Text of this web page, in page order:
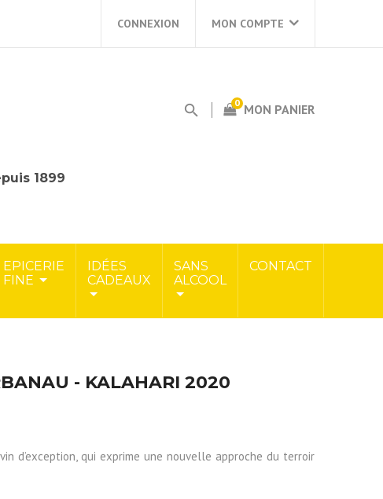
MON COMPTE
CONNEXION
MON PANIER
0
1899
EPICERIE
FINE
IDÉES
CADEAUX
SANS
ALCOOL
CONTACT
- KALAHARI 2020
d’exception, qui exprime une nouvelle approche du terroir